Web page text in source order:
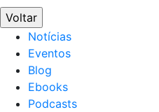
Voltar
Notícias
Eventos
Blog
Ebooks
Podcasts